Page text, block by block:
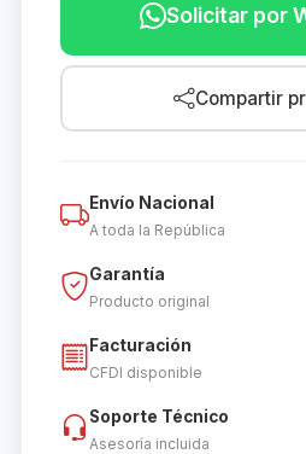
Solicitar por
Compartir
Envío Nacional
A toda la República
Garantía
Producto original
Facturación
CFDI disponible
Soporte Técnico
Asesoría incluida